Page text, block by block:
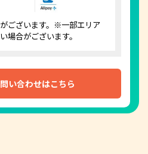
い合わせはこちら
ございます。※一部エリア
場合がございます。